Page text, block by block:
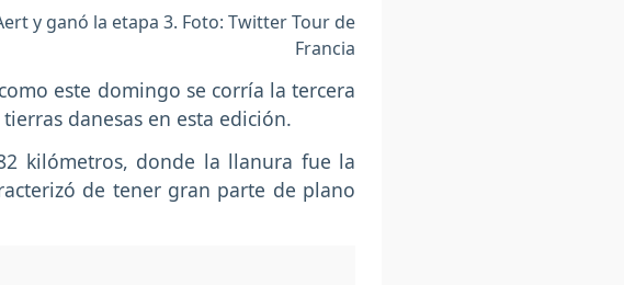
y ganó la etapa 3. Foto: Twitter Tour de
Francia
este domingo se corría la tercera
danesas en esta edición.
kilómetros, donde la llanura fue la
de tener gran parte de plano